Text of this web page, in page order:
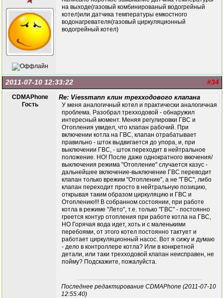
на выходе(газовый комбинированый водогрейный
котел)или датчика температуры емкостного
водонагревателя(газовый циркуляционный
водогрейный котел)
#34
2011-07-10 12:33:22
CDMAPhone
Гость
Re: Viessmann клин трехходового клапана
У меня аналогичный котел и практически аналогичная
проблема. Разобрал трехходовой - обнаружил
интересный момент. Меняя регулировки ГВС и
Отопления увидел, что клапан рабочий. При
включении котла на ГВС, клапан отрабатывает
правильно - шток выдвигается до упора, и, при
выключении ГВС, - шток переходит в нейтральное
положение. НО! После даже однократного вкючения/
выключения режима "Отопление" случается казус -
дальнейшее включение-выключение ГВС переводит
клапан только врежим "Отопление", а не "ГВС", либо
клапан переходит просто в нейтральную позицию,
открывая таким образом циркуляцию и ГВС и
Отоплению!!! В собранном состоянии, при работе
котла в режиме "Лето", т.е. только "ГВС" - постоянно
греется контур отопления при работе котла на ГВС,
НО Горячая вода идет, хоть и с маленькими
перебоями, от этого котел постоянно тактует и
работает циркуляционный насос. Вот я сижу и думаю
- дело в контроллере котла? Или в конкретной
детали, или таки трехходовой клапан неисправен, не
пойму? Подскажите, пожалуйста.
Последнее редактирование CDMAPhone (2011-07-10
12:55:40)